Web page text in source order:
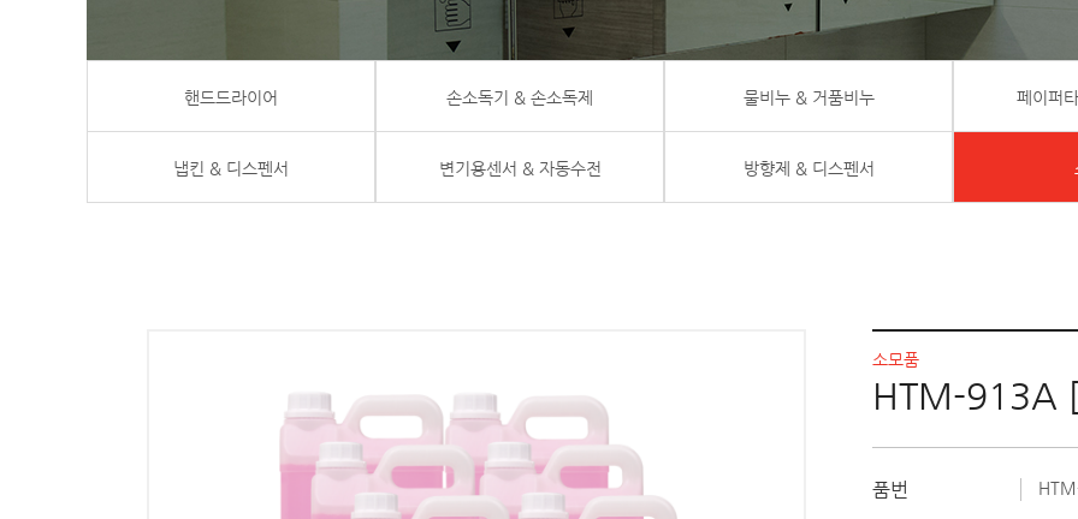
핸드드라이어 손소독기 & 손소독제 물비누 & 거품비누 페이퍼
냅킨 & 디스펜서 변기용센서 & 자동수전 방향제 & 디스펜서
소모품
HTM-913A
품번